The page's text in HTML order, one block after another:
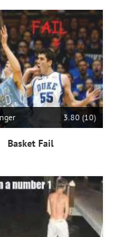
3.80 (10)
Basket Fail